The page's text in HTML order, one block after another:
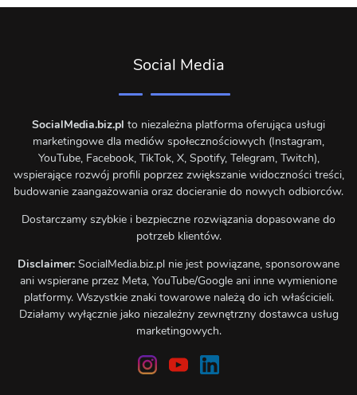
Social Media
SocialMedia.biz.pl to niezależna platforma oferująca usługi
marketingowe dla mediów społecznościowych (Instagram,
YouTube, Facebook, TikTok, X, Spotify, Telegram, Twitch),
wspierające rozwój profili poprzez zwiększanie widoczności treści,
budowanie zaangażowania oraz docieranie do nowych odbiorców.
Dostarczamy szybkie i bezpieczne rozwiązania dopasowane do
potrzeb klientów.
Disclaimer: SocialMedia.biz.pl nie jest powiązane, sponsorowane
ani wspierane przez Meta, YouTube/Google ani inne wymienione
platformy. Wszystkie znaki towarowe należą do ich właścicieli.
Działamy wyłącznie jako niezależny zewnętrzny dostawca usług
marketingowych.